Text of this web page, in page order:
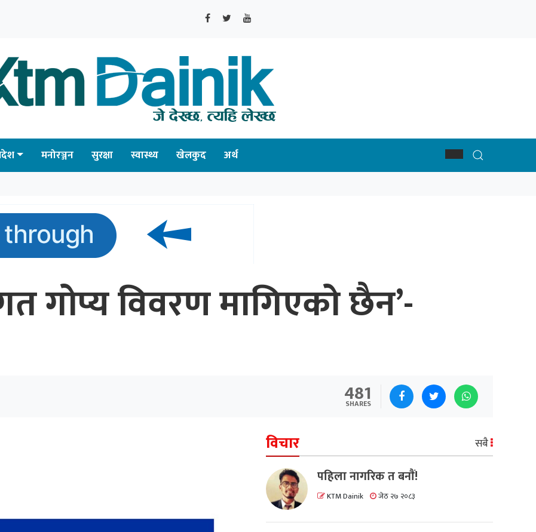
मनोरञ्जन सुरक्षा स्वास्थ्य खेलकुद अर्थ
गोप्य विवरण मागिएको छैन’-
481
SHARES
विचार सबै
पहिला नागरिक त बनाैं!
KTM Dainik जेठ २७ २०८३